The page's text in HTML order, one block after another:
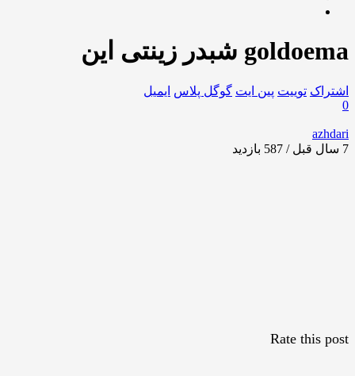
goldoema شبدر زینتی این
اشتراک توییت پین ایت گوگل‌ پلاس ایمیل
0
azhdari
7 سال قبل / 587
بازدید
Rate this post